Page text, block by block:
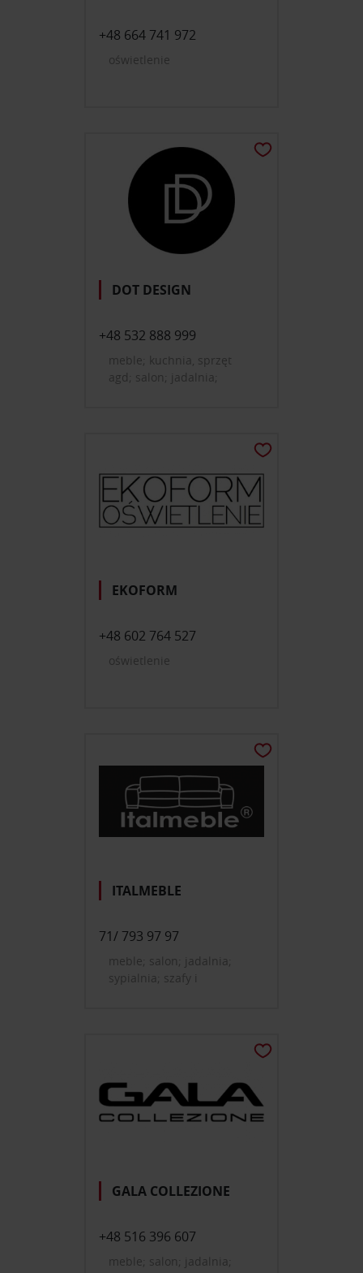
+48 664 741 972
oświetlenie
DOT DESIGN
+48 532 888 999
meble; kuchnia, sprzęt
agd; salon; jadalnia;
EKOFORM
+48 602 764 527
oświetlenie
ITALMEBLE
71/ 793 97 97
meble; salon; jadalnia;
sypialnia; szafy i
GALA COLLEZIONE
+48 516 396 607
meble; salon; jadalnia;